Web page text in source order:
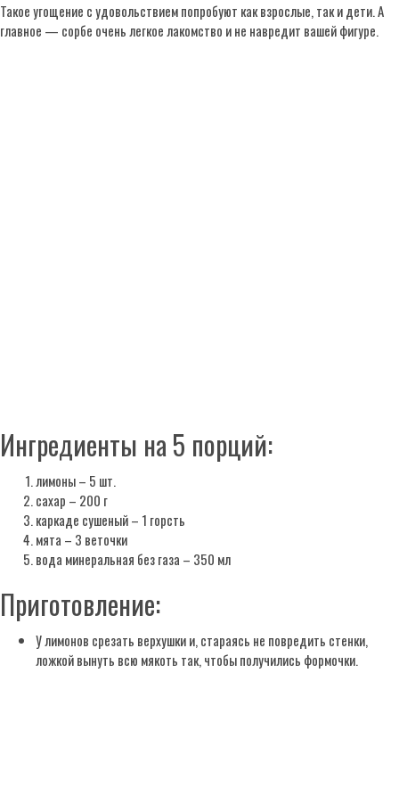
Такое угощение с удовольствием попробуют как взрослые, так и дети. А
главное — сорбе очень легкое лакомство и не навредит вашей фигуре.
Ингредиенты на 5 порций:
лимоны – 5 шт.
сахар – 200 г
каркаде сушеный – 1 горсть
мята – 3 веточки
вода минеральная без газа – 350 мл
Приготовление:
У лимонов срезать верхушки и, стараясь не повредить стенки,
ложкой вынуть всю мякоть так, чтобы получились формочки.